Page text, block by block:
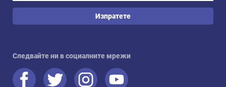
Изпратете
Следвайте ни в социалните мрежи